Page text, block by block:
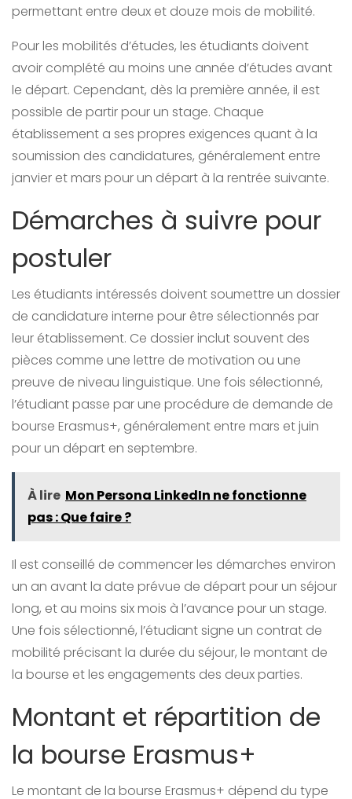
permettant entre deux et douze mois de mobilité.
Pour les mobilités d’études, les étudiants doivent
avoir complété au moins une année d’études avant
le départ. Cependant, dès la première année, il est
possible de partir pour un stage. Chaque
établissement a ses propres exigences quant à la
soumission des candidatures, généralement entre
janvier et mars pour un départ à la rentrée suivante.
Démarches à suivre pour
postuler
Les étudiants intéressés doivent soumettre un dossier
de candidature interne pour être sélectionnés par
leur établissement. Ce dossier inclut souvent des
pièces comme une lettre de motivation ou une
preuve de niveau linguistique. Une fois sélectionné,
l’étudiant passe par une procédure de demande de
bourse Erasmus+, généralement entre mars et juin
pour un départ en septembre.
À lire Mon Persona LinkedIn ne fonctionne
pas : Que faire ?
Il est conseillé de commencer les démarches environ
un an avant la date prévue de départ pour un séjour
long, et au moins six mois à l’avance pour un stage.
Une fois sélectionné, l’étudiant signe un contrat de
mobilité précisant la durée du séjour, le montant de
la bourse et les engagements des deux parties.
Montant et répartition de
la bourse Erasmus+
Le montant de la bourse Erasmus+ dépend du type